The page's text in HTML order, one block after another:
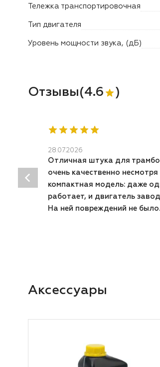
Тележка транспортировочная
Тип двигателя
Уровень мощности звука, (дБ)
Отзывы(4.6 )
28.07.2026
Отличная штука для
очень качественно
компактная модель: даже
работает, и двигатель
На ней повреждений не было.
Аксессуары